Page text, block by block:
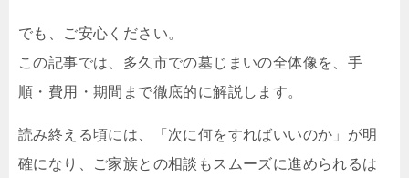
でも、ご安心ください。
この記事では、多久市での墓じまいの全体像を、手
順・費用・期間まで徹底的に解説します。
読み終える頃には、「次に何をすればいいのか」が明
確になり、ご家族との相談もスムーズに進められるは